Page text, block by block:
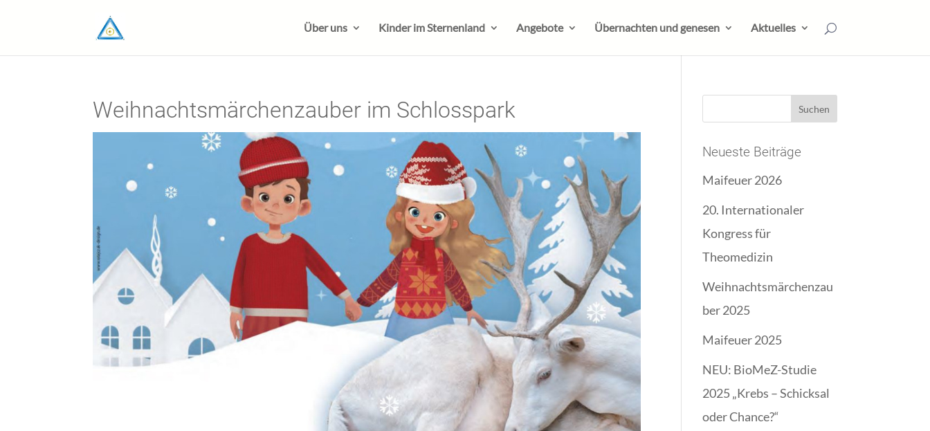
Über uns Kinder im Sternenland Angebote Übernachten und genesen Aktuelles
Weihnachtsmärchenzauber im Schlosspark
Neueste Beiträge
Maifeuer 2026
20. Internationaler
Kongress für
Theomedizin
Weihnachtsmärchenzau
ber 2025
Maifeuer 2025
NEU: BioMeZ-Studie
2025 „Krebs – Schicksal
oder Chance?“